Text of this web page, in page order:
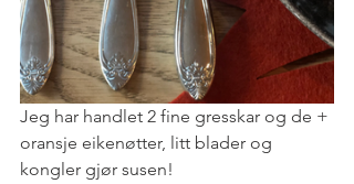
Jeg har handlet 2 fine gresskar og de +
oransje eikenøtter, litt blader og
kongler gjør susen!